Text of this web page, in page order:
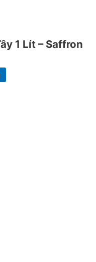
1 Lít – Saffron